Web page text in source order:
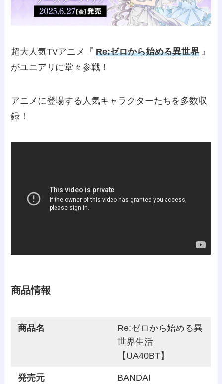
超大人気TVアニメ『 Re:ゼロから始める異世界 』
がユニアリに堂々参戦！
アニメに登場する人気キャラクターたちを多数収
録！
商品情報
商品名
Re:ゼロから始める異
世界生活
【UA40BT】
発売元 BANDAI